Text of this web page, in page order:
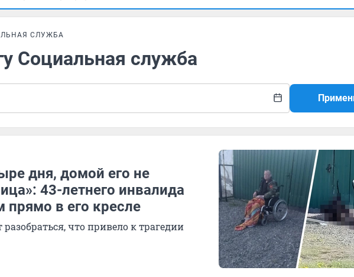
СЛУЖБА
Социальная служба
дня, домой его не
43-летнего инвалида
в его кресле
что привело к трагедии